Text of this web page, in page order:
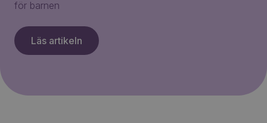
för barnen
Läs artikeln